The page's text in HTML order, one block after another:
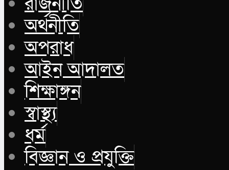
অর্থনীতি
অপরাধ
আইন আদালত
শিক্ষাঙ্গন
স্বাস্থ্য
ধর্ম
বিজ্ঞান ও প্রযুক্তি